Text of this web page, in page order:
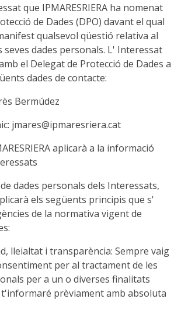
que IPMARESRIERA ha nomenat
de Dades (DPO) davant el qual
qualsevol qüestió relativa al
seves dades personals. L' Interessat
el Delegat de Protecció de Dades a
dades de contacte:
Bermúdez
jmares@ipmaresriera.cat
aplicarà a la informació
dades personals dels Interessats,
els següents principis que s'
de la normativa vigent de
lleialtat i transparència: Sempre vaig
per al tractament de les
per a un o diverses finalitats
t'informaré prèviament amb absoluta